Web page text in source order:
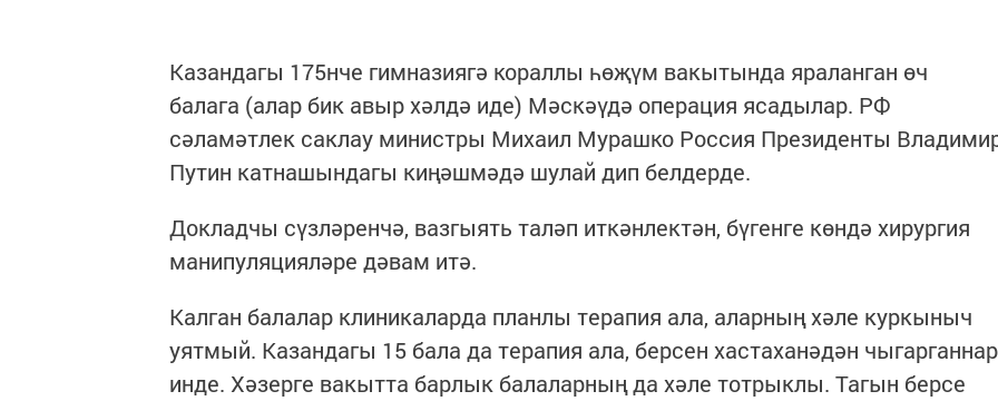
Казандагы 175нче гимназиягә кораллы һөҗүм вакытында яраланган өч
балага (алар бик авыр хәлдә иде) Мәскәүдә операция ясадылар. РФ
сәламәтлек саклау министры Михаил Мурашко Россия Президенты
Путин катнашындагы киңәшмәдә шулай дип белдерде.
Докладчы сүзләренчә, вазгыять таләп иткәнлектән, бүгенге көндә хирургия
манипуляцияләре дәвам итә.
Калган балалар клиникаларда планлы терапия ала, аларның хәле куркыныч
уятмый. Казандагы 15 бала да терапия ала, берсен хастаханәдән чыгарганнар
инде. Хәзерге вакытта барлык балаларның да хәле тотрыклы. Тагын берсе